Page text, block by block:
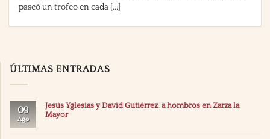
paseó un trofeo en cada [...]
ÚLTIMAS ENTRADAS
09
Ago
Jesús Yglesias y David Gutiérrez, a hombros en Zarza la
Mayor